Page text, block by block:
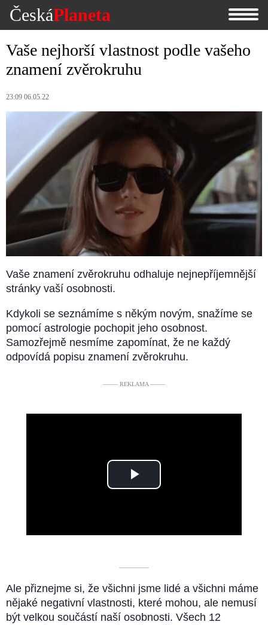
ČeskáPlaneta
Vaše nejhorší vlastnost podle vašeho
znamení zvěrokruhu
23:09 06.05.22
Vaše znamení zvěrokruhu odhaluje nejnepříjemnější
stránky vaší osobnosti.
Kdykoli se seznámíme s někým novým, snažíme se
pomocí astrologie pochopit jeho osobnost.
Samozřejmě nesmíme zapomínat, že ne každý
odpovídá popisu znamení zvěrokruhu.
––––– REKLAMA –––––
Play
––––––––––
Ale přiznejme si, že všichni jsme lidé a všichni máme
nějaké negativní vlastnosti, které mohou, ale nemusí
být velkou součástí naší osobnosti. Všech 12